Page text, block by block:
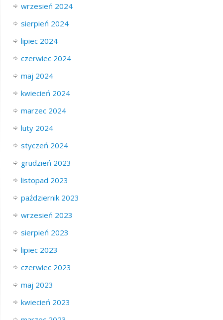
wrzesień 2024
sierpień 2024
lipiec 2024
czerwiec 2024
maj 2024
kwiecień 2024
marzec 2024
luty 2024
styczeń 2024
grudzień 2023
listopad 2023
październik 2023
wrzesień 2023
sierpień 2023
lipiec 2023
czerwiec 2023
maj 2023
kwiecień 2023